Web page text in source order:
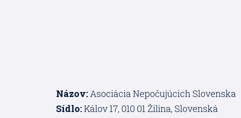
Názov: Asociácia Nepočujúcich Slovenska
Sídlo:Kálov 17, 010 01 Žilina, Slovenská